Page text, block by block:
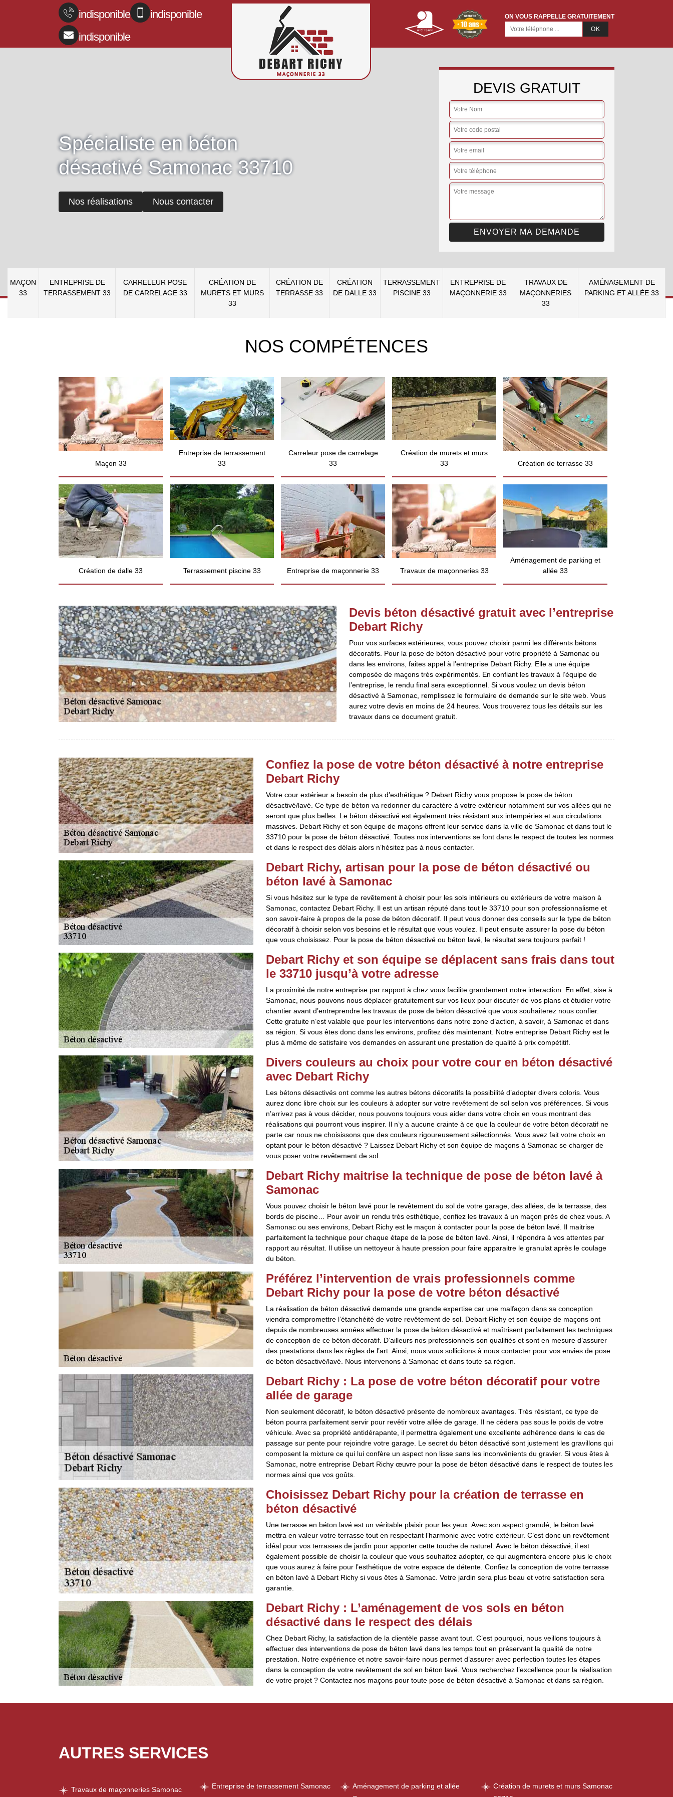
indisponible
indisponible
indisponible
ON VOUS RAPPELLE GRATUITEMENT
Spécialiste en béton
désactivé Samonac 33710
Nos réalisations Nous contacter
DEVIS GRATUIT
MAÇON
33
ENTREPRISE DE
TERRASSEMENT 33
CARRELEUR POSE
DE CARRELAGE 33
CRÉATION DE
MURETS ET MURS
33
CRÉATION DE
TERRASSE 33
CRÉATION
DE DALLE 33
TERRASSEMENT
PISCINE 33
ENTREPRISE DE
MAÇONNERIE 33
TRAVAUX DE
MAÇONNERIES
33
AMÉNAGEMENT DE
PARKING ET ALLÉE 33
NOS COMPÉTENCES
Maçon 33
Entreprise de terrassement
33
Carreleur pose de carrelage
33
Création de murets et murs
33
Création de terrasse 33
Création de dalle 33 Terrassement piscine 33 Entreprise de maçonnerie 33 Travaux de maçonneries 33
Aménagement de parking et
allée 33
Devis béton désactivé gratuit avec l’entreprise
Debart Richy
Pour vos surfaces extérieures, vous pouvez choisir parmi les différents bétons
décoratifs. Pour la pose de béton désactivé pour votre propriété à Samonac ou
dans les environs, faites appel à l’entreprise Debart Richy. Elle a une équipe
composée de maçons très expérimentés. En confiant les travaux à l’équipe de
l’entreprise, le rendu final sera exceptionnel. Si vous voulez un devis béton
désactivé à Samonac, remplissez le formulaire de demande sur le site web. Vous
aurez votre devis en moins de 24 heures. Vous trouverez tous les détails sur les
travaux dans ce document gratuit.
Confiez la pose de votre béton désactivé à notre entreprise
Debart Richy
Votre cour extérieur a besoin de plus d’esthétique ? Debart Richy vous propose la pose de béton
désactivé/lavé. Ce type de béton va redonner du caractère à votre extérieur notamment sur vos allées qui ne
seront que plus belles. Le béton désactivé est également très résistant aux intempéries et aux circulations
massives. Debart Richy et son équipe de maçons offrent leur service dans la ville de Samonac et dans tout le
33710 pour la pose de béton désactivé. Toutes nos interventions se font dans le respect de toutes les normes
et dans le respect des délais alors n’hésitez pas à nous contacter.
Debart Richy, artisan pour la pose de béton désactivé ou
béton lavé à Samonac
Si vous hésitez sur le type de revêtement à choisir pour les sols intérieurs ou extérieurs de votre maison à
Samonac, contactez Debart Richy. Il est un artisan réputé dans tout le 33710 pour son professionnalisme et
son savoir-faire à propos de la pose de béton décoratif. Il peut vous donner des conseils sur le type de béton
décoratif à choisir selon vos besoins et le résultat que vous voulez. Il peut ensuite assurer la pose du béton
que vous choisissez. Pour la pose de béton désactivé ou béton lavé, le résultat sera toujours parfait !
Debart Richy et son équipe se déplacent sans frais dans tout
le 33710 jusqu’à votre adresse
La proximité de notre entreprise par rapport à chez vous facilite grandement notre interaction. En effet, sise à
Samonac, nous pouvons nous déplacer gratuitement sur vos lieux pour discuter de vos plans et étudier votre
chantier avant d’entreprendre les travaux de pose de béton désactivé que vous souhaiterez nous confier.
Cette gratuite n’est valable que pour les interventions dans notre zone d’action, à savoir, à Samonac et dans
sa région. Si vous êtes donc dans les environs, profitez dès maintenant. Notre entreprise Debart Richy est le
plus à même de satisfaire vos demandes en assurant une prestation de qualité à prix compétitif.
Divers couleurs au choix pour votre cour en béton désactivé
avec Debart Richy
Les bétons désactivés ont comme les autres bétons décoratifs la possibilité d’adopter divers coloris. Vous
aurez donc libre choix sur les couleurs à adopter sur votre revêtement de sol selon vos préférences. Si vous
n’arrivez pas à vous décider, nous pouvons toujours vous aider dans votre choix en vous montrant des
réalisations qui pourront vous inspirer. Il n’y a aucune crainte à ce que la couleur de votre béton décoratif ne
parte car nous ne choisissons que des couleurs rigoureusement sélectionnés. Vous avez fait votre choix en
optant pour le béton désactivé ? Laissez Debart Richy et son équipe de maçons à Samonac se charger de
vous poser votre revêtement de sol.
Debart Richy maitrise la technique de pose de béton lavé à
Samonac
Vous pouvez choisir le béton lavé pour le revêtement du sol de votre garage, des allées, de la terrasse, des
bords de piscine… Pour avoir un rendu très esthétique, confiez les travaux à un maçon près de chez vous. A
Samonac ou ses environs, Debart Richy est le maçon à contacter pour la pose de béton lavé. Il maitrise
parfaitement la technique pour chaque étape de la pose de béton lavé. Ainsi, il répondra à vos attentes par
rapport au résultat. Il utilise un nettoyeur à haute pression pour faire apparaitre le granulat après le coulage
du béton.
Préférez l’intervention de vrais professionnels comme
Debart Richy pour la pose de votre béton désactivé
La réalisation de béton désactivé demande une grande expertise car une malfaçon dans sa conception
viendra compromettre l’étanchéité de votre revêtement de sol. Debart Richy et son équipe de maçons ont
depuis de nombreuses années effectuer la pose de béton désactivé et maîtrisent parfaitement les techniques
de conception de ce béton décoratif. D’ailleurs nos professionnels son qualifiés et sont en mesure d’assurer
des prestations dans les règles de l’art. Ainsi, nous vous sollicitons à nous contacter pour vos envies de pose
de béton désactivé/lavé. Nous intervenons à Samonac et dans toute sa région.
Debart Richy : La pose de votre béton décoratif pour votre
allée de garage
Non seulement décoratif, le béton désactivé présente de nombreux avantages. Très résistant, ce type de
béton pourra parfaitement servir pour revêtir votre allée de garage. Il ne cèdera pas sous le poids de votre
véhicule. Avec sa propriété antidérapante, il permettra également une excellente adhérence dans le cas de
passage sur pente pour rejoindre votre garage. Le secret du béton désactivé sont justement les gravillons qui
composent la mixture ce qui lui confère un aspect non lisse sans les inconvénients du gravier. Si vous êtes à
Samonac, notre entreprise Debart Richy œuvre pour la pose de béton désactivé dans le respect de toutes les
normes ainsi que vos goûts.
Choisissez Debart Richy pour la création de terrasse en
béton désactivé
Une terrasse en béton lavé est un véritable plaisir pour les yeux. Avec son aspect granulé, le béton lavé
mettra en valeur votre terrasse tout en respectant l’harmonie avec votre extérieur. C’est donc un revêtement
idéal pour vos terrasses de jardin pour apporter cette touche de naturel. Avec le béton désactivé, il est
également possible de choisir la couleur que vous souhaitez adopter, ce qui augmentera encore plus le choix
que vous aurez à faire pour l’esthétique de votre espace de détente. Confiez la conception de votre terrasse
en béton lavé à Debart Richy si vous êtes à Samonac. Votre jardin sera plus beau et votre satisfaction sera
garantie.
Debart Richy : L’aménagement de vos sols en béton
désactivé dans le respect des délais
Chez Debart Richy, la satisfaction de la clientèle passe avant tout. C’est pourquoi, nous veillons toujours à
effectuer des interventions de pose de béton lavé dans les temps tout en préservant la qualité de notre
prestation. Notre expérience et notre savoir-faire nous permet d’assurer avec perfection toutes les étapes
dans la conception de votre revêtement de sol en béton lavé. Vous recherchez l’excellence pour la réalisation
de votre projet ? Contactez nos maçons pour toute pose de béton désactivé à Samonac et dans sa région.
AUTRES SERVICES
Travaux de maçonneries Samonac Entreprise de terrassement Samonac
Aménagement de parking et allée
Création de murets et murs Samonac